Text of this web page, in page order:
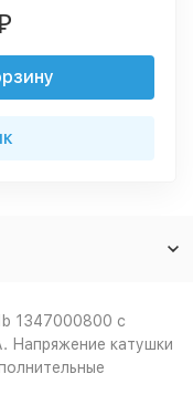
1347000800 с
Напряжение катушки